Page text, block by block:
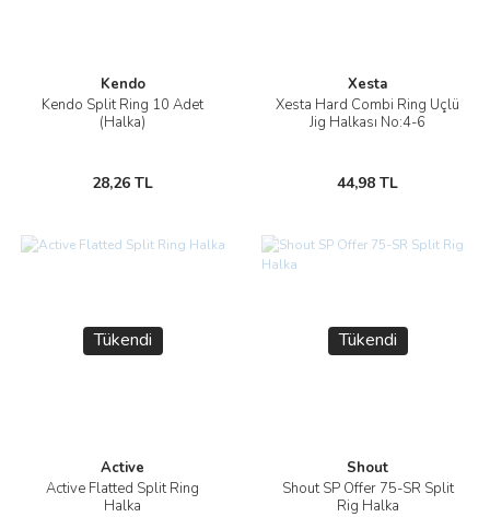
Kendo
Kendo Split Ring 10 Adet
(Halka)
28,26 TL
Xesta
Xesta Hard Combi Ring Üçlü
Jig Halkası No:4-6
44,98 TL
Tükendi
Active
Active Flatted Split Ring
Halka
Tükendi
Shout
Shout SP Offer 75-SR Split
Rig Halka